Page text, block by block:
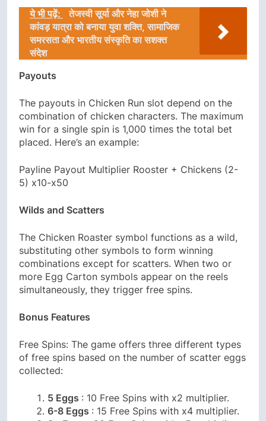
ये भी पढ़ें:
तेजस्वी सूर्या और नेहा जोशी ने
कांवड़ यात्रा को बनाया युवा शक्ति, सामाजिक
समरसता और भारतीय संस्कृति का सशक्त
संदेश
Payouts
The payouts in Chicken Run slot depend on the
combination of chicken characters. The maximum
win for a single spin is 1,000 times the total bet
placed. Here’s an example:
Payline Payout Multiplier Rooster + Chickens (2-
5) x10-x50
Wilds and Scatters
The Chicken Roaster symbol functions as a wild,
substituting other symbols to form winning
combinations except for scatters. When two or
more Egg Carton symbols appear on the reels
simultaneously, they trigger free spins.
Bonus Features
Free Spins: The game offers three different types
of free spins based on the number of scatter eggs
collected:
5 Eggs : 10 Free Spins with x2 multiplier.
6-8 Eggs : 15 Free Spins with x4 multiplier.